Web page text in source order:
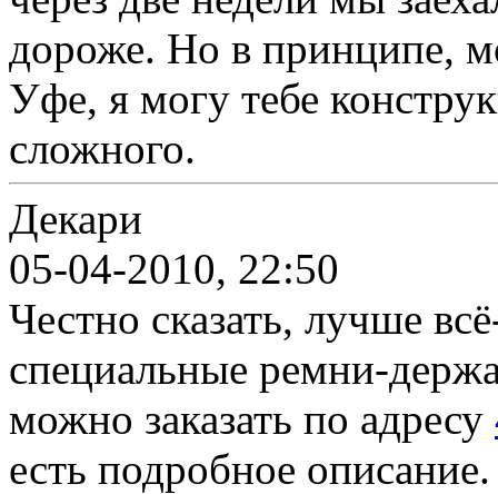
дороже. Но в принципе,
Уфе, я могу тебе
сложного.
Декари
05-04-2010, 22:50
Честно сказать, лучше
специальные ремни-
можно заказать по адресу
есть подробное описание.